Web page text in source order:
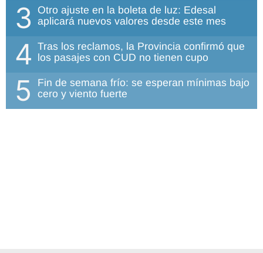
3 Otro ajuste en la boleta de luz: Edesal
aplicará nuevos valores desde este mes
4 Tras los reclamos, la Provincia confirmó que
los pasajes con CUD no tienen cupo
5
Fin de semana frío: se esperan mínimas bajo
cero y viento fuerte